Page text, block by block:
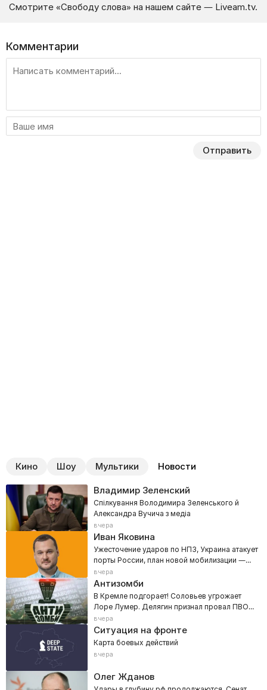
Смотрите «Свободу слова» на нашем сайте — Liveam.tv.
Комментарии
Отправить
Кино Шоу Мультики Новости
Владимир Зеленский
Спілкування Володимира Зеленського й
Александра Вучича з медіа
вчера
Иван Яковина
Ужесточение ударов по НПЗ, Украина атакует
порты России, план новой мобилизации —
800 тысяч
вчера
Антизомби
В Кремле подгорает! Соловьев угрожает
Лоре Лумер. Делягин признал провал ПВО
РФ
вчера
Ситуация на фронте
Карта боевых действий
вчера
Олег Жданов